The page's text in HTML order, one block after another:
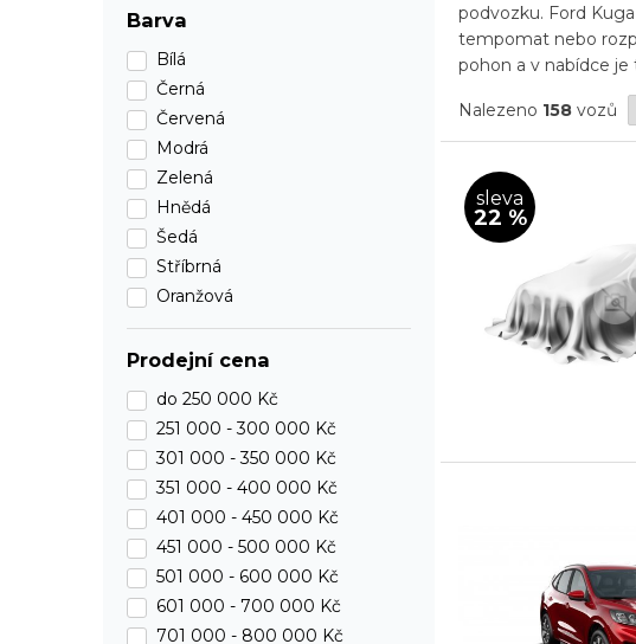
Barva
Bílá
Černá
Červená
Modrá
Zelená
Hnědá
Šedá
Stříbrná
Oranžová
Prodejní cena
do 250 000 Kč
251 000 -300 000 Kč
301 000 -350 000 Kč
351 000 - 400 000 Kč
401 000 - 450 000 Kč
451 000 - 500 000 Kč
501 000 - 600 000 Kč
601 000 - 700 000 Kč
701 000 - 800 000 Kč
podvozku. Ford
tempomat nebo
pohon a v nabídce
Nalezeno 158 vozů
sleva
22 %